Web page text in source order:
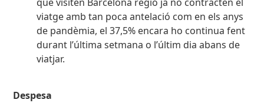
viatge amb tan poca antelació com en els anys
de pandèmia, el 37,5% encara ho continua fent
durant l’última setmana o l’últim dia abans de
viatjar.
Despesa